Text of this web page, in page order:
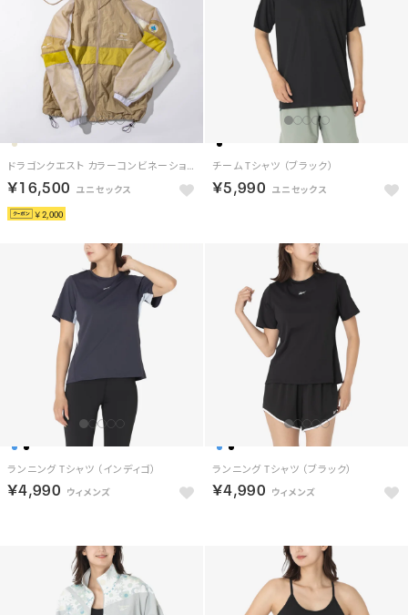
ドラゴンクエスト カラーコンビネーション トラックジャケット / DRAGON QUEST Color Combination Track Jacket （ベージュ）
￥16,500
￥2,000
チーム Tシャツ （ブラック）
￥5,990
ランニング Tシャツ （インディゴ）
￥4,990
ランニング Tシャツ （ブラック）
￥4,990